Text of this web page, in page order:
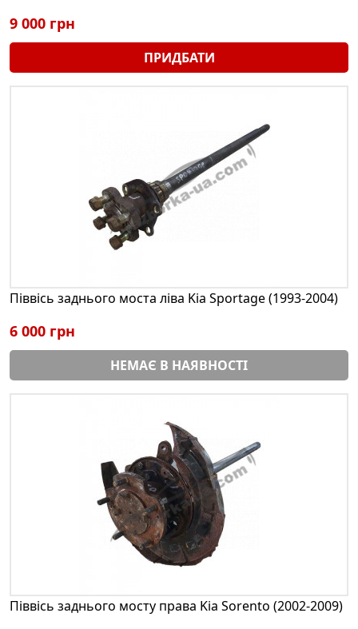
9 000 грн
ПРИДБАТИ
Піввісь заднього моста ліва Kia Sportage (1993-2004)
6 000 грн
НЕМАЄ В НАЯВНОСТІ
Піввісь заднього мосту права Kia Sorento (2002-2009)